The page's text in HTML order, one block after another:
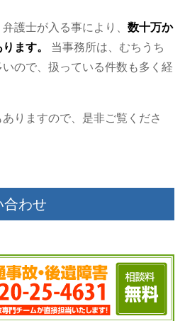
護士が入る事により、 数十万か
ます。
当事務所は、むちうち
ので、扱っている件数も多く経
ありますので、是非ご覧くださ
合わせ